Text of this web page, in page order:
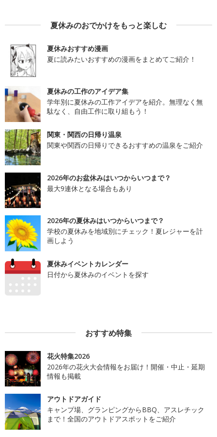
夏休みのおでかけをもっと楽しむ
夏休みおすすめ漫画
夏に読みたいおすすめの漫画をまとめてご紹介！
夏休みの工作のアイデア集
学年別に夏休みの工作アイデアを紹介。無理なく無
駄なく、自由工作に取り組もう！
関東・関西の日帰り温泉
関東や関西の日帰りできるおすすめの温泉をご紹介
2026年のお盆休みはいつからいつまで？
最大9連休となる場合もあり
2026年の夏休みはいつからいつまで？
学校の夏休みを地域別にチェック！夏レジャーを計
画しよう
夏休みイベントカレンダー
日付から夏休みのイベントを探す
おすすめ特集
花火特集2026
2026年の花火大会情報をお届け！開催・中止・延期
情報も掲載
アウトドアガイド
キャンプ場、グランピングからBBQ、アスレチック
まで！全国のアウトドアスポットをご紹介